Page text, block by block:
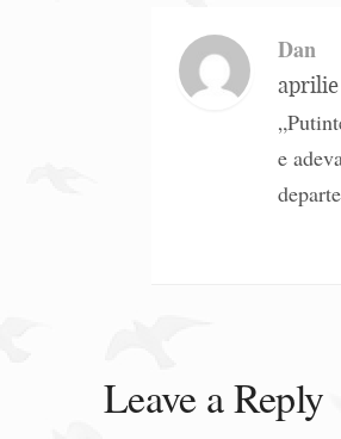
Dan
aprilie
e
Leave a Reply